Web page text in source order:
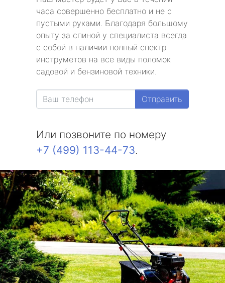
часа совершенно бесплатно и не с
пустыми руками. Благодаря большому
опыту за спиной у специалиста всегда
с собой в наличии полный спектр
инструметов на все виды поломок
садовой и бензиновой техники.
Отправить
Или позвоните по номеру
+7 (499) 113-44-73.